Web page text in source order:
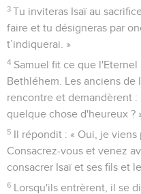
3 Tu inviteras Isaï au
faire et tu désigneras par
t’indiquerai. »
4 Samuel fit ce que
Bethléhem. Les anciens de
rencontre et demandèrent
quelque chose d'heureux ?
5 Il répondit : « Oui, je viens
Consacrez-vous et venez
consacrer Isaï et ses fils et
6 Lorsqu'ils entrèrent, il se